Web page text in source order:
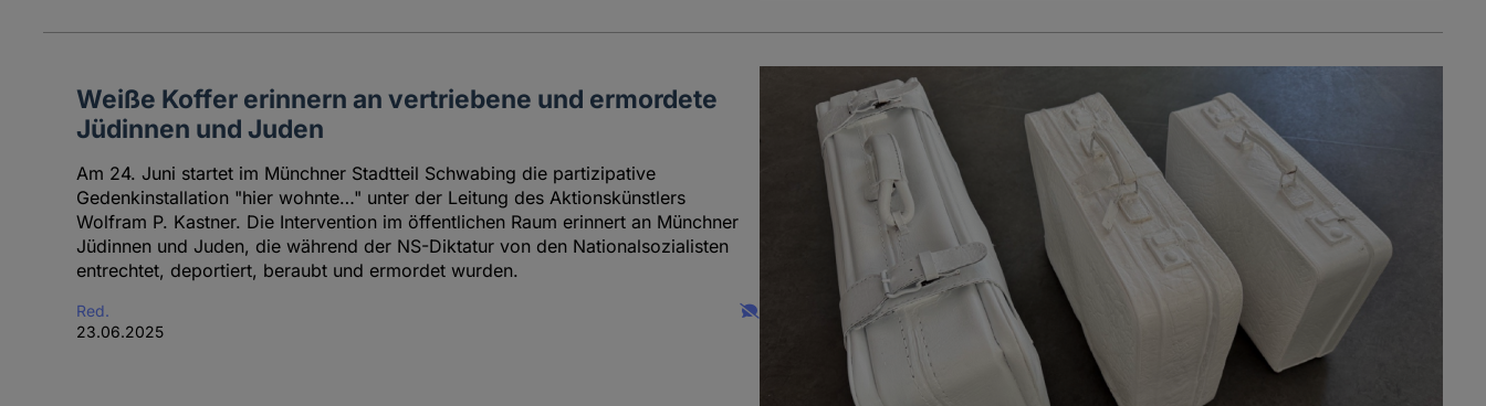
Weiße Koffer erinnern an vertriebene und ermordete
Jüdinnen und Juden
Am 24. Juni startet im Münchner Stadtteil Schwabing die partizipative
Gedenkinstallation "hier wohnte…" unter der Leitung des Aktionskünstlers
Wolfram P. Kastner. Die Intervention im öffentlichen Raum erinnert an Münchner
Jüdinnen und Juden, die während der NS-Diktatur von den Nationalsozialisten
entrechtet, deportiert, beraubt und ermordet wurden.
Red.
23.06.2025